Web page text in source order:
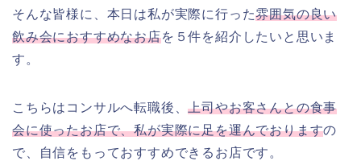
そんな皆様に、本日は私が実際に行った雰囲気の良い
飲み会におすすめなお店を５件を紹介したいと思いま
す。
こちらはコンサルへ転職後、上司やお客さんとの食事
会に使ったお店で、私が実際に足を運んでおりますの
で、自信をもっておすすめできるお店です。